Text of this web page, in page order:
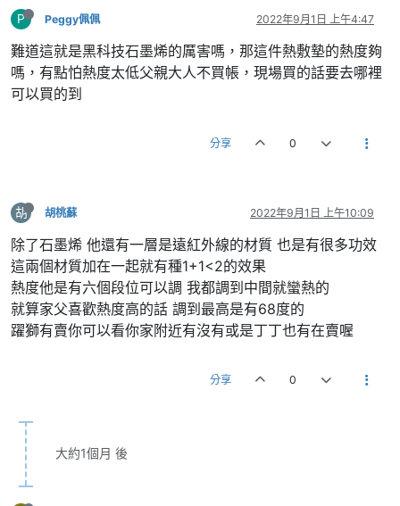
P Peggy佩佩 2022年9月1日 上午4:47
難道這就是黑科技石墨烯的厲害嗎，那這件熱敷墊的熱度夠
嗎，有點怕熱度太低父親大人不買帳，現場買的話要去哪裡
可以買的到
分享 0
胡 胡桃蘇 2022年9月1日 上午10:09
除了石墨烯 他還有一層是遠紅外線的材質 也是有很多功效
這兩個材質加在一起就有種1+1<2的效果
熱度他是有六個段位可以調 我都調到中間就蠻熱的
就算家父喜歡熱度高的話 調到最高是有68度的
躍獅有賣你可以看你家附近有沒有或是丁丁也有在賣喔
分享 0
大約1個月 後